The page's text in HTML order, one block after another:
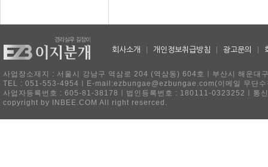
회사소개 개인정보취급방침 광고문의
사업장소재지 : 서울시 강남구 역삼로 204 (역삼동) 604호ㅣ부산시 해운
TEL : 051-553-4954ㅣE-mail:ezbungae@ezbungae.com(이메일 무단수
사업자등록번호 : 605-81-38178ㅣ법인등록번호 : 180111-0323252ㅣ통
copyright by INBEE.COM All right reserced.